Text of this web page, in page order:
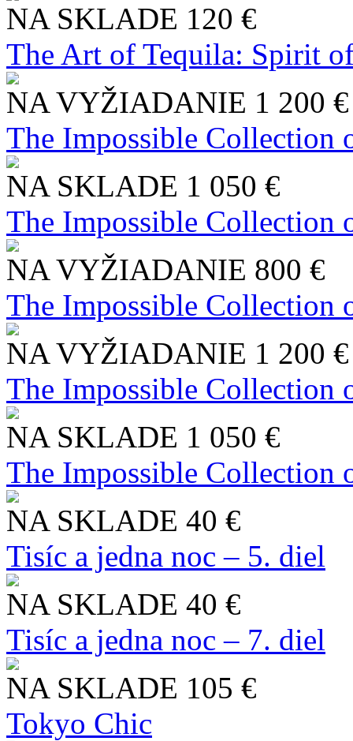
NA SKLADE 120 €
The Art of Tequila: Spirit
NA VYŽIADANIE 1 200 €
The Impossible Collection
NA SKLADE 1 050 €
The Impossible Collection
NA VYŽIADANIE 800 €
The Impossible Collection
NA VYŽIADANIE 1 200 €
The Impossible Collection
NA SKLADE 1 050 €
The Impossible Collection
NA SKLADE 40 €
Tisíc a jedna noc – 5. diel
NA SKLADE 40 €
Tisíc a jedna noc – 7. diel
NA SKLADE 105 €
Tokyo Chic